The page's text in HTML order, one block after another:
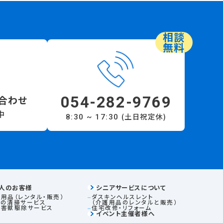
わせ 054-282-9769
8:30 ~ 17:30 (土日祝定休)
相談
無料
のお客様
品（レンタル・販売）
清掃サービス
獣駆除サービス
シニアサービスについて
ダスキンヘルスレント
（介護用品のレンタルと販売）
住宅改修・リフォーム
イベント主催者様へ